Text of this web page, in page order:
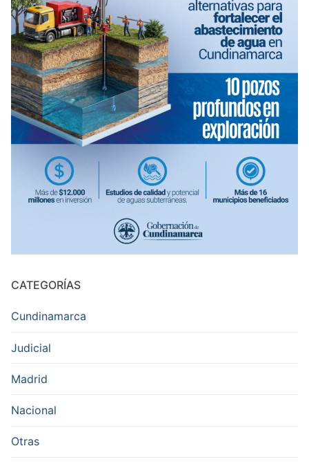
CATEGORÍAS
Cundinamarca
Judicial
Madrid
Nacional
Otras